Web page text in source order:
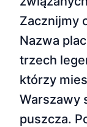
Zacznijmy
Nazwa
trzech
którzy
Warszawy
puszcza.